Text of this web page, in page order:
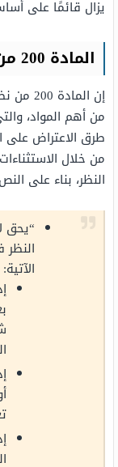
يزال قائمًا على
المادة 200 من نظام المرافعات الشرعية
إن
من أهم المواد،
طرق الاعتراض على
النظر، بناء على
“يحق
الآتية: